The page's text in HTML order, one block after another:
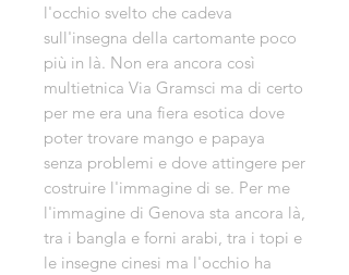
l'occhio svelto che cadeva
sull'insegna della cartomante poco
più in là. Non era ancora così
multietnica Via Gramsci ma di certo
per me era una fiera esotica dove
poter trovare mango e papaya
senza problemi e dove attingere per
costruire l'immagine di se. Per me
l'immagine di Genova sta ancora là,
tra i bangla e forni arabi, tra i topi e
le insegne cinesi ma l'occhio ha